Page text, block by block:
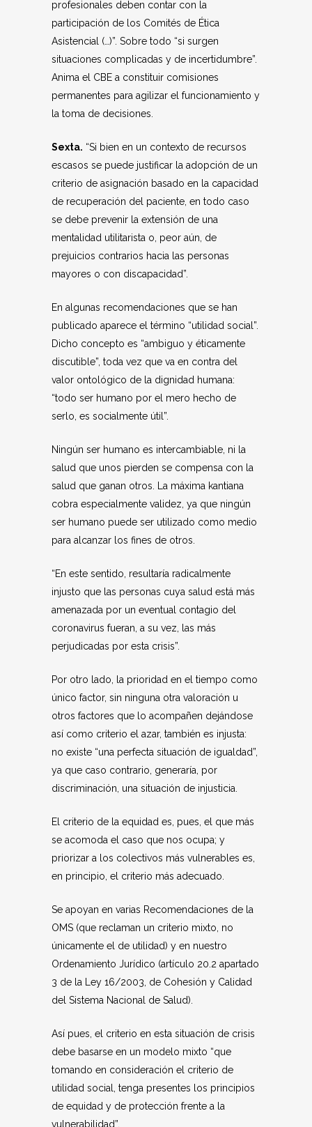
profesionales deben contar con la
participación de los Comités de Ética
Asistencial (…)”. Sobre todo “si surgen
situaciones complicadas y de incertidumbre”.
Anima el CBE a constituir comisiones
permanentes para agilizar el funcionamiento y
la toma de decisiones.
Sexta. “Si bien en un contexto de recursos
escasos se puede justificar la adopción de un
criterio de asignación basado en la capacidad
de recuperación del paciente, en todo caso
se debe prevenir la extensión de una
mentalidad utilitarista o, peor aún, de
prejuicios contrarios hacia las personas
mayores o con discapacidad”.
En algunas recomendaciones que se han
publicado aparece el término “utilidad social”.
Dicho concepto es “ambiguo y éticamente
discutible”, toda vez que va en contra del
valor ontológico de la dignidad humana:
“todo ser humano por el mero hecho de
serlo, es socialmente útil”.
Ningún ser humano es intercambiable, ni la
salud que unos pierden se compensa con la
salud que ganan otros. La máxima kantiana
cobra especialmente validez, ya que ningún
ser humano puede ser utilizado como medio
para alcanzar los fines de otros.
“En este sentido, resultaría radicalmente
injusto que las personas cuya salud está más
amenazada por un eventual contagio del
coronavirus fueran, a su vez, las más
perjudicadas por esta crisis”.
Por otro lado, la prioridad en el tiempo como
único factor, sin ninguna otra valoración u
otros factores que lo acompañen dejándose
así como criterio el azar, también es injusta:
no existe “una perfecta situación de igualdad”,
ya que caso contrario, generaría, por
discriminación, una situación de injusticia.
El criterio de la equidad es, pues, el que más
se acomoda el caso que nos ocupa; y
priorizar a los colectivos más vulnerables es,
en principio, el criterio más adecuado.
Se apoyan en varias Recomendaciones de la
OMS (que reclaman un criterio mixto, no
únicamente el de utilidad) y en nuestro
Ordenamiento Jurídico (artículo 20.2 apartado
3 de la Ley 16/2003, de Cohesión y Calidad
del Sistema Nacional de Salud).
Así pues, el criterio en esta situación de crisis
debe basarse en un modelo mixto “que
tomando en consideración el criterio de
utilidad social, tenga presentes los principios
de equidad y de protección frente a la
vulnerabilidad”.